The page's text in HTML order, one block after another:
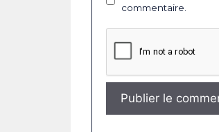
commentaire.